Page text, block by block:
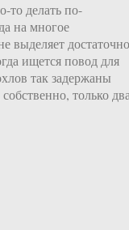
то делать по-
на многое
выделяет достаточно
ищется повод для
так задержаны
только